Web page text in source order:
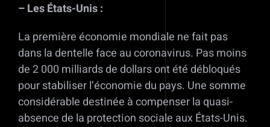
– Les États-Unis :
La première économie mondiale ne fait pas
dans la dentelle face au coronavirus. Pas moins
de 2 000 milliards de dollars ont été débloqués
pour stabiliser l’économie du pays. Une somme
considérable destinée à compenser la quasi-
absence de la protection sociale aux États-Unis.